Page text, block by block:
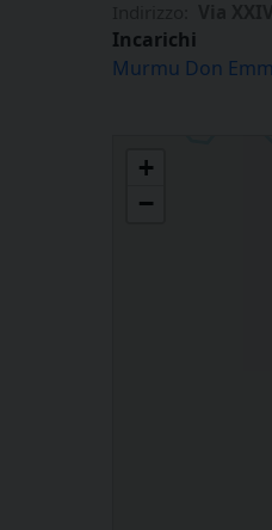
Incarichi
Murmu Don
+
−